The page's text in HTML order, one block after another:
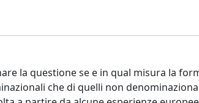
la questione se e in qual misura la
che di quelli non